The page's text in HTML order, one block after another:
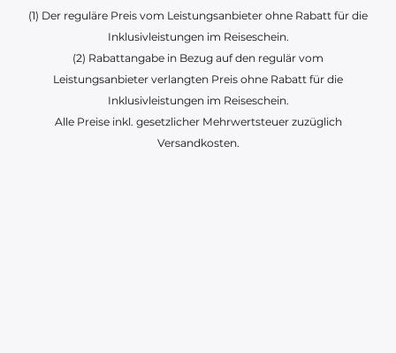
(1) Der reguläre Preis vom Leistungsanbieter ohne Rabatt für die
Inklusivleistungen im Reiseschein.
(2) Rabattangabe in Bezug auf den regulär vom
Leistungsanbieter verlangten Preis ohne Rabatt für die
Inklusivleistungen im Reiseschein.
Alle Preise inkl. gesetzlicher Mehrwertsteuer zuzüglich
Versandkosten.